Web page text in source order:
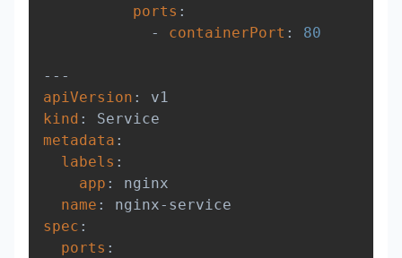
ports :
-
containerPort : 80
---
apiVersion :
kind :
metadata :
labels :
app :
nginx
name : nginx-
spec :
ports :